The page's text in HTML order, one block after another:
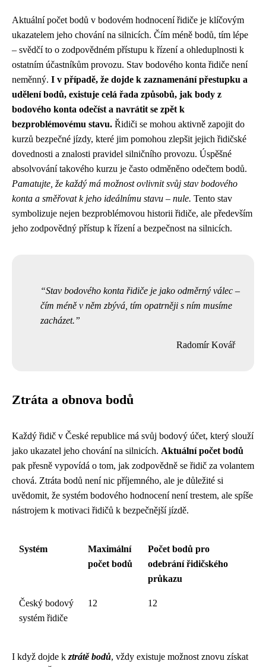
Aktuální počet bodů v bodovém hodnocení řidiče je klíčovým
ukazatelem jeho chování na silnicích. Čím méně bodů, tím lépe
– svědčí to o zodpovědném přístupu k řízení a ohleduplnosti k
ostatním účastníkům provozu. Stav bodového konta řidiče není
neměnný. I v případě, že dojde k zaznamenání přestupku a
udělení bodů, existuje celá řada způsobů, jak body z
bodového konta odečíst a navrátit se zpět k
bezproblémovému stavu. Řidiči se mohou aktivně zapojit do
kurzů bezpečné jízdy, které jim pomohou zlepšit jejich řidičské
dovednosti a znalosti pravidel silničního provozu. Úspěšné
absolvování takového kurzu je často odměněno odečtem bodů.
Pamatujte, že každý má možnost ovlivnit svůj stav bodového
konta a směřovat k jeho ideálnímu stavu – nule. Tento stav
symbolizuje nejen bezproblémovou historii řidiče, ale především
jeho zodpovědný přístup k řízení a bezpečnost na silnicích.
Stav bodového konta řidiče je jako odměrný válec –
čím méně v něm zbývá, tím opatrněji s ním musíme
zacházet.
Radomír Kovář
Ztráta a obnova bodů
Každý řidič v České republice má svůj bodový účet, který slouží
jako ukazatel jeho chování na silnicích. Aktuální počet bodů
pak přesně vypovídá o tom, jak zodpovědně se řidič za volantem
chová. Ztráta bodů není nic příjemného, ale je důležité si
uvědomit, že systém bodového hodnocení není trestem, ale spíše
nástrojem k motivaci řidičů k bezpečnější jízdě.
Systém
Maximální
počet bodů
Počet bodů pro
odebrání řidičského
průkazu
Český bodový
systém řidiče
12 12
I když dojde k ztrátě bodů, vždy existuje možnost znovu získat